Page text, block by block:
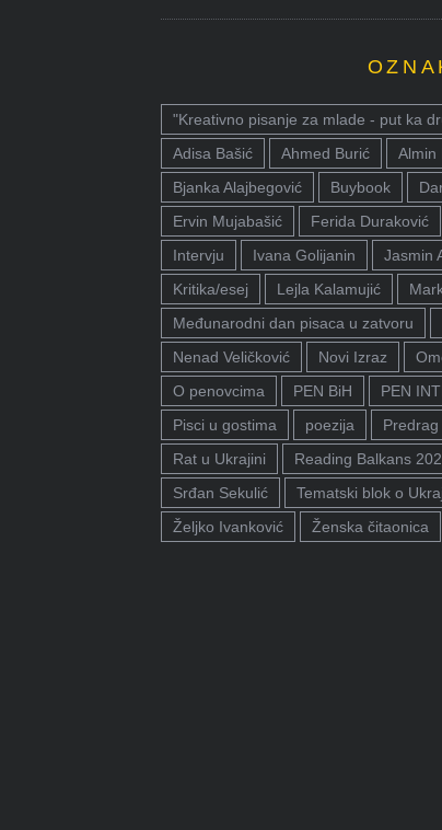
"Kreativno pisanje za mlade - put ka
Adisa Bašić
Ahmed Burić Almin
Bjanka Alajbegović
Buybook
Ervin Mujabašić
Ferida Duraković
Intervju
Ivana Golijanin Jasmin
Kritika/esej
Lejla Kalamujić
Međunarodni dan pisaca u zatvoru
Nenad Veličković
Novi Izraz
O penovcima
PEN BiH
PEN
Pisci u gostima
poezija Predrag
Rat u Ukrajini
Reading Balkans
Srđan Sekulić
Tematski blok o
Željko Ivanković
Ženska čitaonica